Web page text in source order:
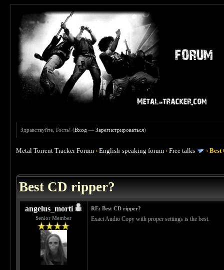
Здравствуйте, Гость! (Вход —Зарегистрироваться)
Metal Torrent Tracker Forum ›English-speaking forum ›Free talks ›Best
Best CD ripper?
angelus_morti
Senior Member
RE: Best CD ripper?
Exact Audio Copy with proper settings is the best.